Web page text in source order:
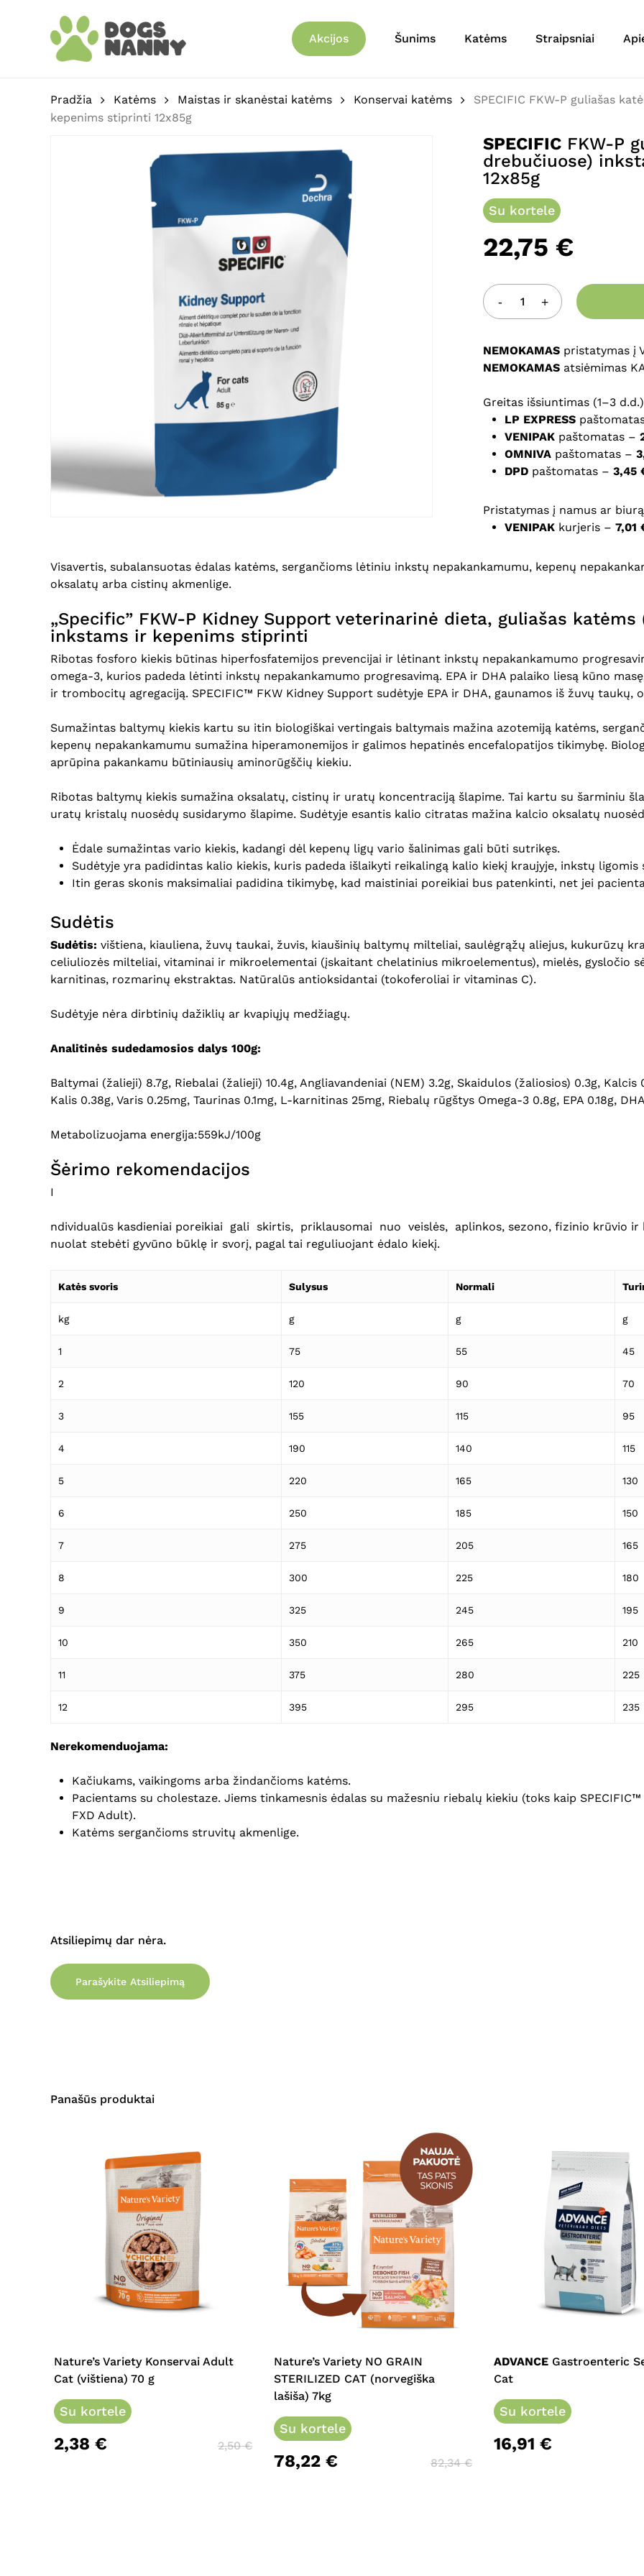
Akcijos Šunims Katėms Straipsniai
Pradžia Katėms Maistas ir skanėstai katėms Konservai katėms
SPECIFIC FKW-P guliašas
kepenims stiprinti 12x85g
SPECIFIC FKW-P
drebučiuose)
12x85g
Su kortele
22,75 €
NEMOKAMAS pristatymas į
NEMOKAMAS atsiėmimas
Greitas išsiuntimas (1–3
LP EXPRESS
VENIPAK paštomatas –
OMNIVA paštomatas –
DPD paštomatas – 3,45
Pristatymas į namus ar
VENIPAK kurjeris – 7,01
Visavertis, subalansuotas ėdalas katėms, sergančioms lėtiniu inkstų nepakankamumu, kepenų
oksalatų arba cistinų akmenlige.
„Specific” FKW-P Kidney Support veterinarinė dieta, guliašas
inkstams ir kepenims stiprinti
Ribotas fosforo kiekis būtinas hiperfosfatemijos prevencijai ir lėtinant inkstų nepakankamumo
omega-3, kurios padeda lėtinti inkstų nepakankamumo progresavimą. EPA ir DHA palaiko liesą kūno
ir trombocitų agregaciją. SPECIFIC™ FKW Kidney Support sudėtyje EPA ir DHA, gaunamos iš žuvų taukų,
Sumažintas baltymų kiekis kartu su itin biologiškai vertingais baltymais mažina azotemiją katėms,
kepenų nepakankamumu sumažina hiperamonemijos ir galimos hepatinės encefalopatijos tikimybę.
aprūpina pakankamu būtiniausių aminorūgščių kiekiu.
Ribotas baltymų kiekis sumažina oksalatų, cistinų ir uratų koncentraciją šlapime. Tai kartu su šarminiu
uratų kristalų nuosėdų susidarymo šlapime. Sudėtyje esantis kalio citratas mažina kalcio oksalatų
Ėdale sumažintas vario kiekis, kadangi dėl kepenų ligų vario šalinimas gali būti sutrikęs.
Sudėtyje yra padidintas kalio kiekis, kuris padeda išlaikyti reikalingą kalio kiekį kraujyje, inkstų ligomis
Itin geras skonis maksimaliai padidina tikimybę, kad maistiniai poreikiai bus patenkinti, net jei
Sudėtis
Sudėtis: vištiena, kiauliena, žuvų taukai, žuvis, kiaušinių baltymų milteliai, saulėgrąžų aliejus, kukurūzų
celiuliozės milteliai, vitaminai ir mikroelementai (įskaitant chelatinius mikroelementus), mielės, gysločio
karnitinas, rozmarinų ekstraktas. Natūralūs antioksidantai (tokoferoliai ir vitaminas C).
Sudėtyje nėra dirbtinių dažiklių ar kvapiųjų medžiagų.
Analitinės sudedamosios dalys 100g:
Baltymai (žalieji) 8.7g, Riebalai (žalieji) 10.4g, Angliavandeniai (NEM) 3.2g, Skaidulos (žaliosios) 0.3g, Kalcis
Kalis 0.38g, Varis 0.25mg, Taurinas 0.1mg, L-karnitinas 25mg, Riebalų rūgštys Omega-3 0.8g, EPA 0.18g,
Metabolizuojama energija:559kJ/100g
Šėrimo rekomendacijos
I
ndividualūs kasdieniai poreikiai gali skirtis, priklausomai nuo veislės, aplinkos, sezono, fizinio krūvio ir
nuolat stebėti gyvūno būklę ir svorį, pagal tai reguliuojant ėdalo kiekį.
Katės svoris Sulysus Normali
kg g g g
1 75 55 45
2 120 90 70
3 155 115 95
4 190 140 115
5 220 165 130
6 250 185 150
7 275 205 165
8 300 225 180
9 325 245 195
10 350 265 210
11 375 280 225
12 395 295 235
Nerekomenduojama:
Kačiukams, vaikingoms arba žindančioms katėms.
Pacientams su cholestaze. Jiems tinkamesnis ėdalas su mažesniu riebalų kiekiu (toks kaip
FXD Adult).
Katėms sergančioms struvitų akmenlige.
Atsiliepimų dar nėra.
Parašykite Atsiliepimą
Panašūs produktai
Nature’s Variety Konservai Adult
Cat (vištiena) 70 g
Su kortele
2,38 € 2,50€
Nature’s Variety NO GRAIN
STERILIZED CAT (norvegiška
lašiša) 7kg
Su kortele
78,22 € 82,34€
multiple
variants.
options
may
be
ADVANCE Gastroenteric
Cat
Su kortele
16,91 €
Būkite pirmas aprašęs
Jūsų atsiliepimas*
Pavadinimas*
Noriu savo interneto
puslapį, kad jų